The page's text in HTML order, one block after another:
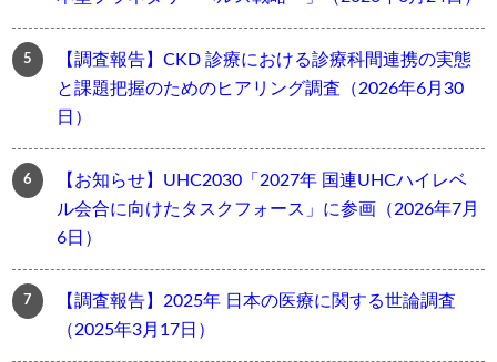
【調査報告】CKD 診療における診療科間連携の実態
と課題把握のためのヒアリング調査（2026年6月30
日）
【お知らせ】UHC2030「2027年 国連UHCハイレベ
ル会合に向けたタスクフォース」に参画（2026年7月
6日）
【調査報告】2025年 日本の医療に関する世論調査
（2025年3月17日）